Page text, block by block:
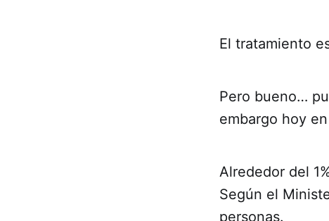
El tratamiento
Pero bueno…
embargo hoy
Alrededor del
Según el
personas.